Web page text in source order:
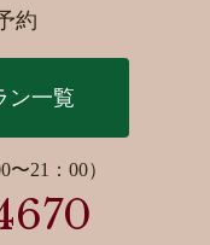
約
ン一覧
21：00）